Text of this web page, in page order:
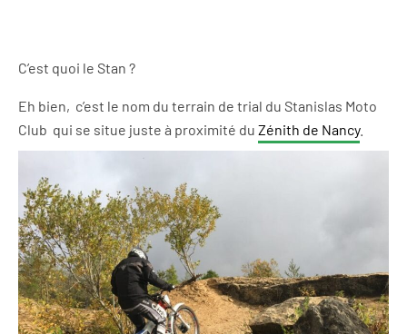
C’est quoi le Stan ?
Eh bien, c’est le nom du terrain de trial du Stanislas Moto
Club qui se situe juste à proximité du Zénith de Nancy.